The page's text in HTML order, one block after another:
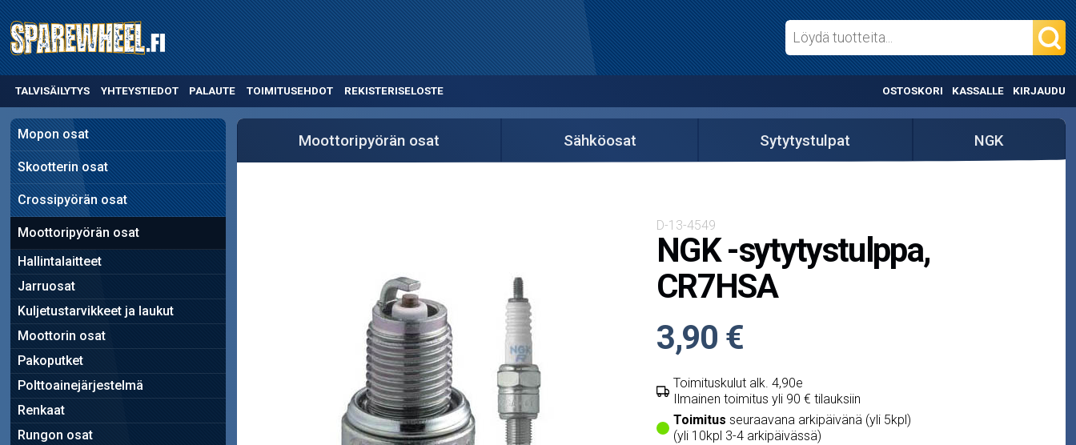
TALVISÄILYTYS YHTEYSTIEDOT PALAUTE TOIMITUSEHDOT REKISTERISELOSTE OSTOSKORI KASSALLE KIRJAUDU
Mopon osat
Skootterin osat
Crossipyörän osat
Moottoripyörän osat
Hallintalaitteet
Jarruosat
Kuljetustarvikkeet ja laukut
Moottorin osat
Pakoputket
Polttoainejärjestelmä
Renkaat
Rungon osat
Moottoripyörän osat Sähköosat Sytytystulpat NGK
D-13-4549
NGK -sytytystulppa,
CR7HSA
3,90 €
Toimituskulut alk. 4,90e
Ilmainen toimitus yli 90 € tilauksiin
Toimitus seuraavana arkipäivänä (yli 5kpl)
(yli 10kpl 3-4 arkipäivässä)